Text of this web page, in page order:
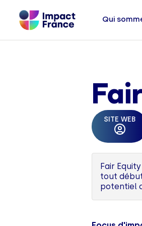
Qui
SITE WEB
Fair
tout
potentiel